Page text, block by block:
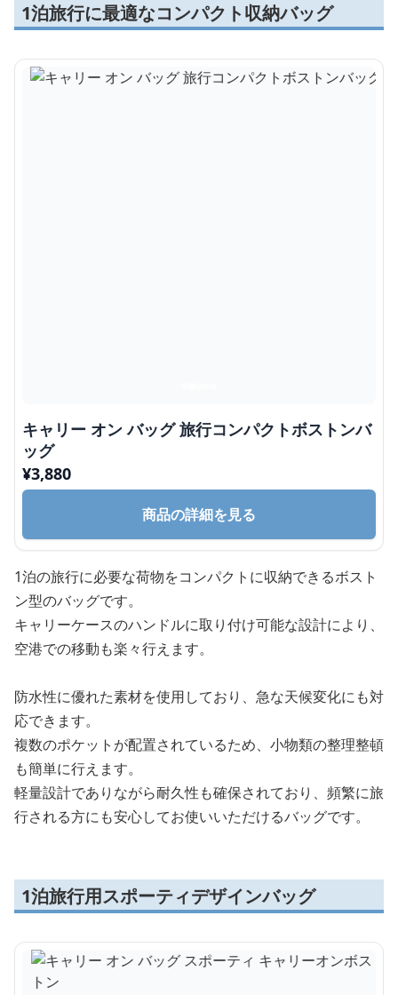
1泊旅行に最適なコンパクト収納バッグ
キャリー オン バッグ 旅行コンパクトボストンバ
ッグ
¥3,880
商品の詳細を見る
1泊の旅行に必要な荷物をコンパクトに収納できるボスト
ン型のバッグです。
キャリーケースのハンドルに取り付け可能な設計により、
空港での移動も楽々行えます。
防水性に優れた素材を使用しており、急な天候変化にも対
応できます。
複数のポケットが配置されているため、小物類の整理整頓
も簡単に行えます。
軽量設計でありながら耐久性も確保されており、頻繁に旅
行される方にも安心してお使いいただけるバッグです。
1泊旅行用スポーティデザインバッグ